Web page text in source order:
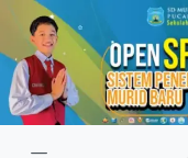
Skip
content